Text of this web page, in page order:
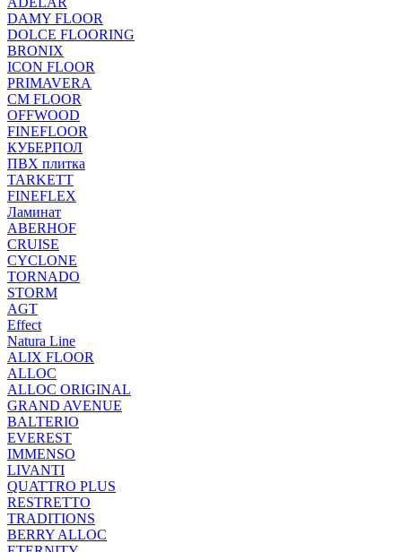
DAMY FLOOR
DOLCE FLOORING
BRONIX
ICON FLOOR
PRIMAVERA
CM FLOOR
OFFWOOD
FINEFLOOR
КУБЕРПОЛ
ПВХ плитка
TARKETT
FINEFLEX
Ламинат
ABERHOF
CRUISE
CYCLONE
TORNADO
STORM
AGT
Effect
Natura Line
ALIX FLOOR
ALLOC
ALLOC ORIGINAL
GRAND AVENUE
BALTERIO
EVEREST
IMMENSO
LIVANTI
QUATTRO PLUS
RESTRETTO
TRADITIONS
BERRY ALLOC